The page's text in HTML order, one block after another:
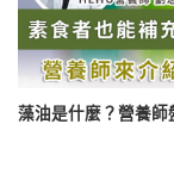
藻油是什麼？營養